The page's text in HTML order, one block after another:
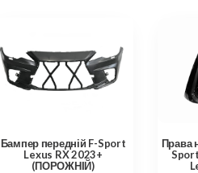
Бампер передній F-Sport
Lexus RX 2023+
(ПОРОЖНІЙ)
Права